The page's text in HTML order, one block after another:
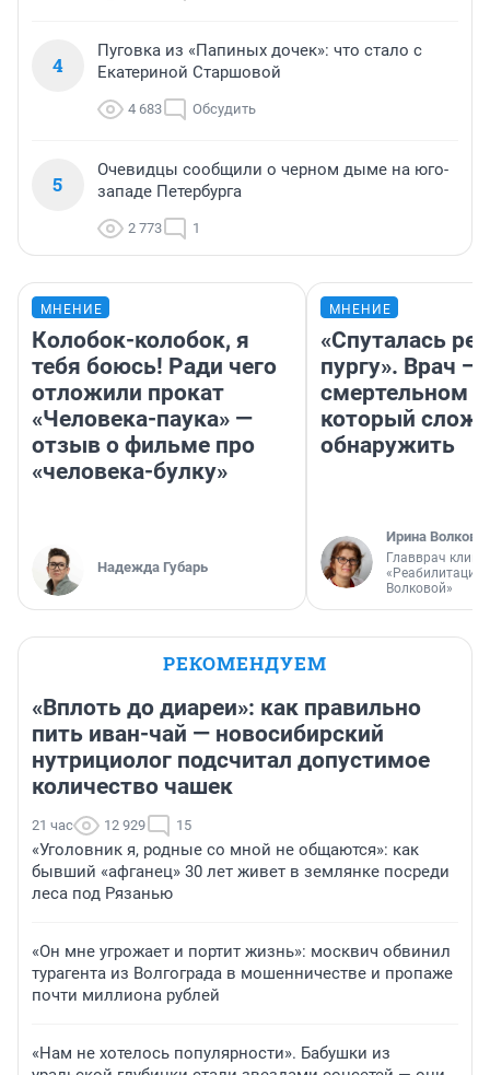
4
Пуговка из «Папиных дочек»: что стало с
Екатериной Старшовой
4 683 Обсудить
5
Очевидцы сообщили о черном дыме на юго-
западе Петербурга
2 773 1
МНЕНИЕ
Колобок-колобок, я
тебя боюсь! Ради чего
отложили прокат
«Человека-паука» —
отзыв о фильме про
«человека-булку»
Надежда Губарь
МНЕНИЕ
«Спуталась
пургу». Врач —
смертельном
который
обнаружить
Ирина Волкова
Главврач
«Реабилитация
Волковой»
РЕКОМЕНДУЕМ
«Вплоть до диареи»: как правильно
пить иван-чай — новосибирский
нутрициолог подсчитал допустимое
количество чашек
21 час 12 929 15
«Уголовник я, родные со мной не общаются»: как
бывший «афганец» 30 лет живет в землянке посреди
леса под Рязанью
«Он мне угрожает и портит жизнь»: москвич обвинил
турагента из Волгограда в мошенничестве и пропаже
почти миллиона рублей
«Нам не хотелось популярности». Бабушки из